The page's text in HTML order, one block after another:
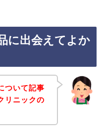
に出会えてよか
ついて記事
リニックの